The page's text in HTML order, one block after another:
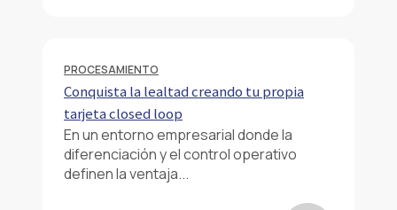
PROCESAMIENTO
Conquista la lealtad creando tu propia
tarjeta closed loop
En un entorno empresarial donde la
diferenciación y el control operativo
definen la ventaja...